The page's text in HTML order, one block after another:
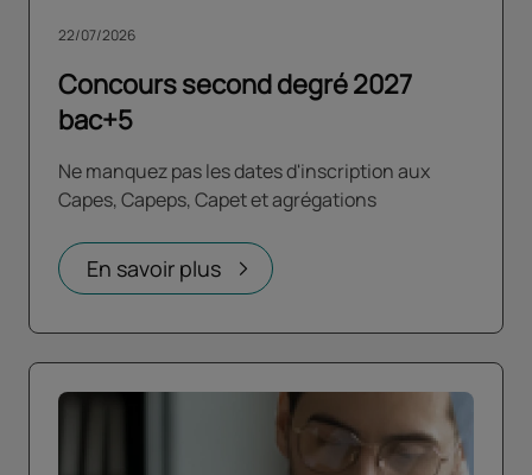
Concours second degré 2027
bac+5
22/07/2026
Ne manquez pas les dates d'inscription aux
Capes, Capeps, Capet et agrégations
En savoir plus